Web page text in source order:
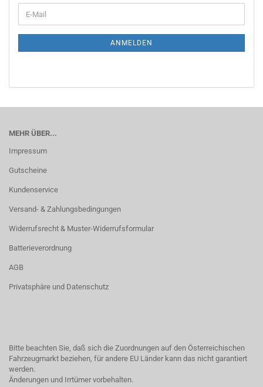
E-
Mail
ANMELDEN
MEHR ÜBER...
Impressum
Gutscheine
Kundenservice
Versand- & Zahlungsbedingungen
Widerrufsrecht & Muster-Widerrufsformular
Batterieverordnung
AGB
Privatsphäre und Datenschutz
Bitte beachten Sie, daß sich die Zuordnungen auf den Österreichischen
Fahrzeugmarkt beziehen, für andere EU Länder kann das nicht garantiert
werden.
Änderungen und Irrtümer vorbehalten.